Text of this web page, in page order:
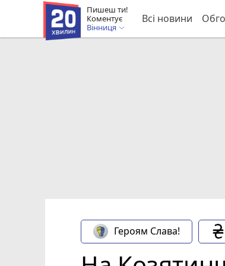
Пишеш ти!
Коментує
Вінниця
Всі новини
Героям Слава!